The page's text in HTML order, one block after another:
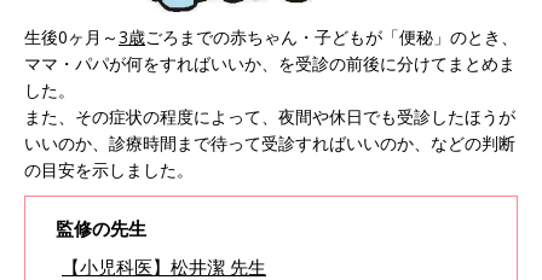
生後0ヶ月～3歳ごろまでの赤ちゃん・子どもが「便秘」のとき、
ママ・パパが何をすればいいか、を受診の前後に分けてまとめま
した。
また、その症状の程度によって、夜間や休日でも受診したほうが
いいのか、診療時間まで待って受診すればいいのか、などの判断
の目安を示しました。
監修の先生
【小児科医】松井潔 先生